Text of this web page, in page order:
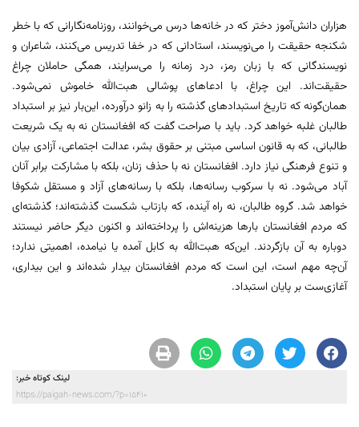
هزاران دانش‌آموز دختر که در خانه‌ها درس می‌خوانند، روزنامه‌نگارانی که با خطر
شکنجه حقیقت را می‌نویسند، استادانی که در خفا تدریس می‌کنند، شاعران و
نویسندگانی که با زبان رمز، درد زمانه را می‌سرایند، همگی حاملان چراغ
حقیقت‌اند. این چراغ، با ادعاهای پوشالی هبت‌الله خاموش نمی‌شود.
همان‌گونه که تاریخ استبدادهای گذشته را به زانو درآورده، این‌بار نیز بر استبداد
طالبان غلبه خواهد کرد. باید با صراحت گفت که افغانستان نه به یک شریعت
طالبانی، که به قانون اساسی مبتنی بر حقوق بشر، عدالت اجتماعی، آزادی بیان
و تنوع فرهنگی نیاز دارد. افغانستان نه با حذف زنان، بلکه با مشارکت برابر آنان
آباد می‌شود. نه با سرکوب رسانه‌ها، بلکه با رسانه‌های آزاد و مستقل شکوفا
خواهد شد. گروه طالبان، نه راه آینده، که بازتاب شکست گذشته‌اند؛ گذشته‌ای
که مردم افغانستان بارها هزینه‌اش را پرداخته‌اند و اکنون دیگر حاضر نیستند
دوباره به آن بازگردند. این‌که هبت‌الله به کابل آمده یا نیامده، اهمیتی ندارد؛
آن‌چه مهم است، این است که مردم افغانستان بیدار شده‌اند و این بیداری،
آغازی‌ست بر پایان استبداد.
لینک کوتاه خبر:
https://paigah-news.com/?p=15410